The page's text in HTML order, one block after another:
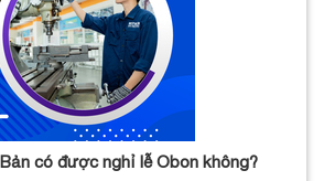
có được nghỉ lễ Obon không?